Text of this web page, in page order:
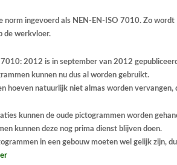
norm ingevoerd als NEN-EN-ISO 7010. Zo
de werkvloer.
7010: 2012 is in september van 2012
kunnen nu dus al worden gebruikt.
hoeven natuurlijk niet almas worden
kunnen de oude pictogrammen worden
kunnen deze nog prima dienst blijven doen.
in een gebouw moeten wel gelijk zijn,